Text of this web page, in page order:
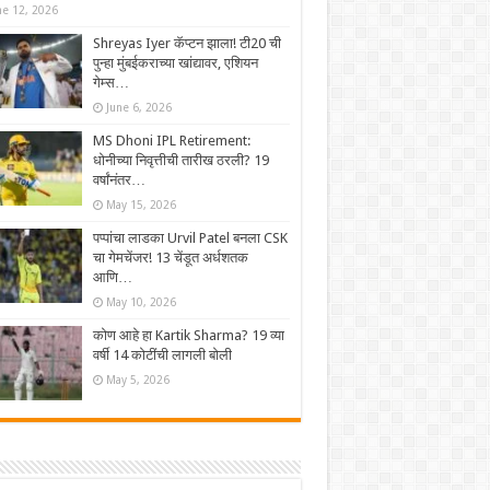
12, 2026
Shreyas Iyer कॅप्टन झाला! टी20 ची
पुन्हा मुंबईकराच्या खांद्यावर, एशियन
गेम्स…
June 6, 2026
MS Dhoni IPL Retirement:
धोनीच्या निवृत्तीची तारीख ठरली? 19
वर्षांनंतर…
May 15, 2026
पप्पांचा लाडका Urvil Patel बनला CSK
चा गेमचेंजर! 13 चेंडूत अर्धशतक
आणि…
May 10, 2026
कोण आहे हा Kartik Sharma? 19 व्या
वर्षी 14 कोटींची लागली बोली
May 5, 2026